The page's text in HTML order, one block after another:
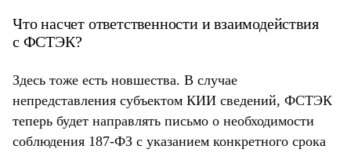
Что насчет ответственности и взаимодействия
с ФСТЭК?
Здесь тоже есть новшества. В случае
непредставления субъектом КИИ сведений, ФСТЭК
теперь будет направлять письмо о необходимости
соблюдения 187-ФЗ с указанием конкретного срока